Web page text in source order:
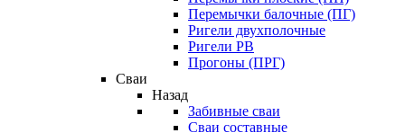
Перемычки балочные (ПГ)
Ригели двухполочные
Ригели РВ
Прогоны (ПРГ)
Сваи
Назад
Забивные сваи
Сваи составные